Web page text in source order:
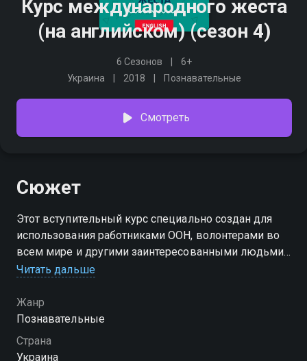
Курс международного жеста
(на английском) (сезон 4)
6 Сезонов
6+
Украина
2018 Познавательные
Смотреть
Сюжет
Этот вступительный курс специально создан для
использования работниками ООН, волонтерами во
всем мире и другими заинтересованными людьми.
Это базовые знания, которые помогут окунуться в
начальном уровне начать общаться с людьми, у
которых имеются проблемы со слухом по всему
миру.
Читать дальше
Жанр
Познавательные
Страна
Украина